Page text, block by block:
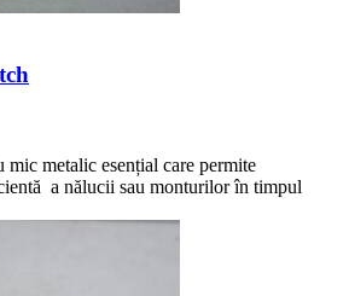
mic metalic esențial care permite
a nălucii sau monturilor în timpul